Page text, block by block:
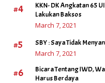
#4
KKN- DK Angkatan 65
Lakukan Baksos
March 7, 2021
#5 SBY : Saya Tidak
March 7, 2021
#6
Bicara Tentang IWD,
Harus Berdaya